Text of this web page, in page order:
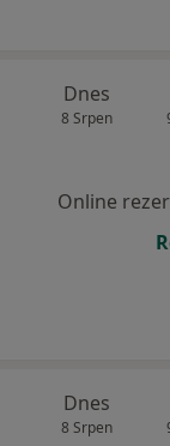
Dnes
8 Srpen
Online
Dnes
8 Srpen